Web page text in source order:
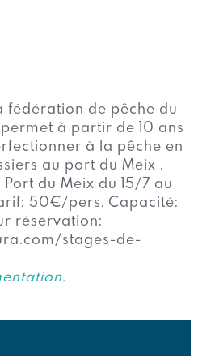
fédération de pêche du
à partir de 10 ans
à la pêche en
au port du Meix .
du Meix du 15/7 au
50€/pers. Capacité:
réservation:
stages-de-